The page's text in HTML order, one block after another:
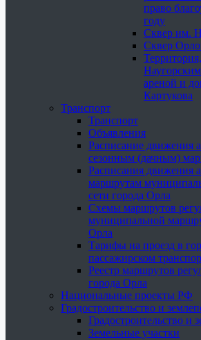
право
году
Сквер им.
Сквер
ареной и
Картукова
Транспорт
Транспорт
Объявления
Расписание движения
сезонным (дачным)
Расписания движения
маршрутам
сети города Орла
Схемы маршрутов
муниципальной
Орла
Тарифы на проезд в
пассажирском
Реестр маршрутов
города Орла
Национальные проекты РФ
Градостроительство и
Градостроительство и
Земельные участки